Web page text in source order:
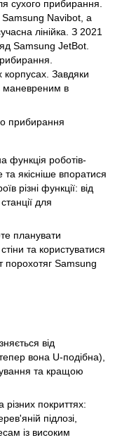
сухого прибирання.
Samsung Navibot, а
лінійка. З 2021
Samsung JetBot.
корпусах. Завдяки
маневреним в
роботів-
якісніше впоратися
різні функції: від
для
планувати
та користуватися
порохотяг Samsung
від
вона U-подібна),
та кращою
покриттях:
підлозі,
із високим